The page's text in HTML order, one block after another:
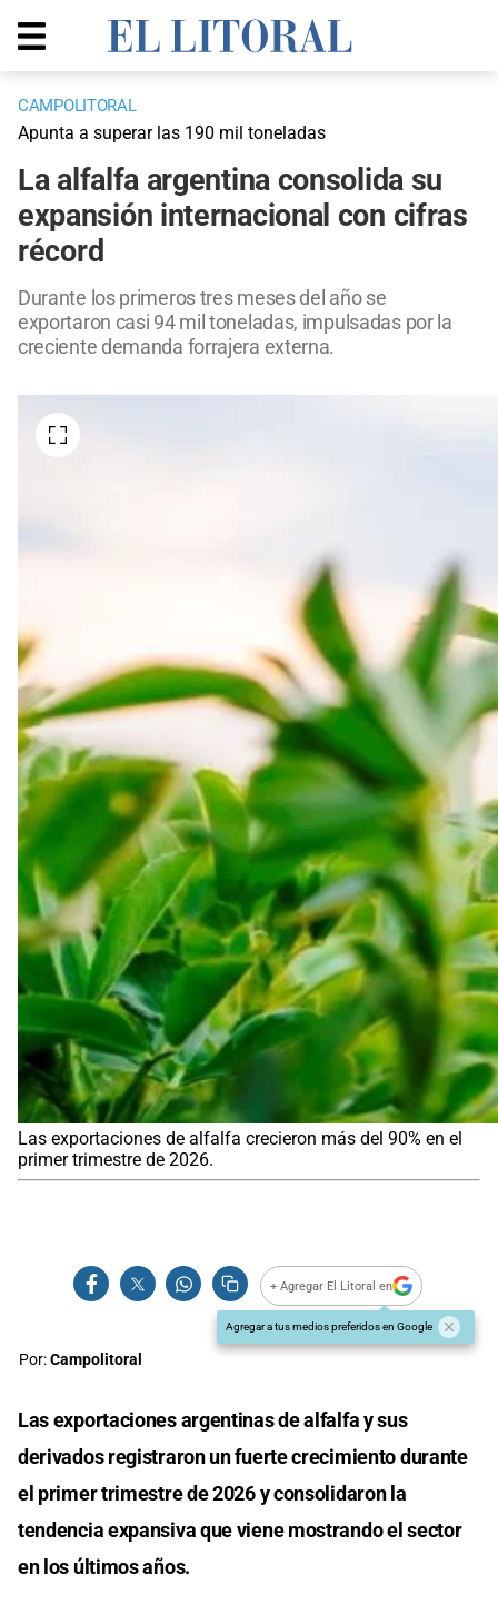
CAMPOLITORAL
Apunta a superar las 190 mil toneladas
La alfalfa argentina consolida su
expansión internacional con cifras
récord
Durante los primeros tres meses del año se
exportaron casi 94 mil toneladas, impulsadas por la
creciente demanda forrajera externa.
Las exportaciones de alfalfa crecieron más del 90% en el
primer trimestre de 2026.
+ Agregar El Litoral en
Agregar a tus medios preferidos en Google
Por:Campolitoral
Las exportaciones argentinas de alfalfa y sus
derivados registraron un fuerte crecimiento durante
el primer trimestre de 2026 y consolidaron la
tendencia expansiva que viene mostrando el sector
en los últimos años.